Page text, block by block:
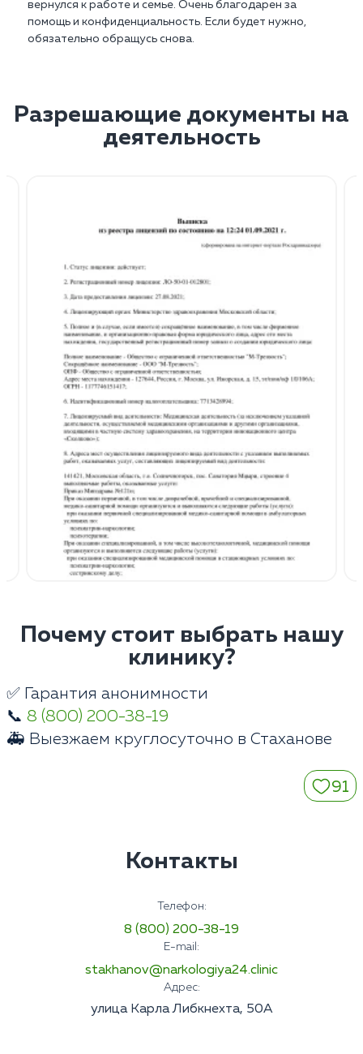
вернулся к работе и семье. Очень благодарен за
помощь и конфиденциальность. Если будет нужно,
обязательно обращусь снова.
Разрешающие документы на
деятельность
Почему стоит выбрать нашу
клинику?
✅ Гарантия анонимности
📞 8 (800) 200-38-19
🚑 Выезжаем круглосуточно в Стаханове
91
Контакты
Телефон:
8 (800) 200-38-19
E-mail:
stakhanov@narkologiya24.clinic
Адрес:
улица Карла Либкнехта, 50А